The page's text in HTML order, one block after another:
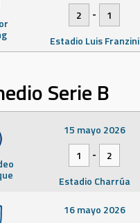
2 -
1
Estadio Luis Franzini
Serie B
15 mayo 2026
1
-
2
Estadio Charrúa
16 mayo 2026